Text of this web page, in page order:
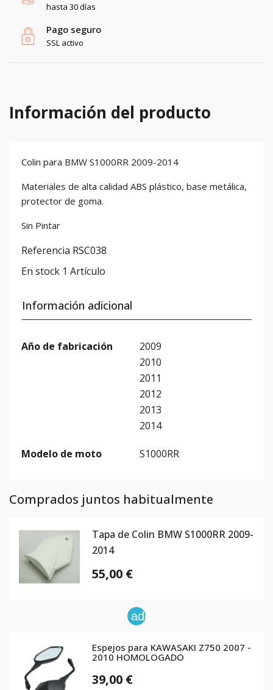
hasta 30 días
Pago seguro
SSL activo
Información del producto
Colin para BMW S1000RR 2009-2014
Materiales de alta calidad ABS plástico, base metálica,
protector de goma.
Sin Pintar
Referencia RSC038
En stock 1 Artículo
Información adicional
Año de fabricación
2009
2010
2011
2012
2013
2014
Modelo de moto S1000RR
Comprados juntos habitualmente
Tapa de Colin BMW S1000RR 2009-
2014
55,00 €
add
Espejos para KAWASAKI Z750 2007 -
2010 HOMOLOGADO
39,00 €